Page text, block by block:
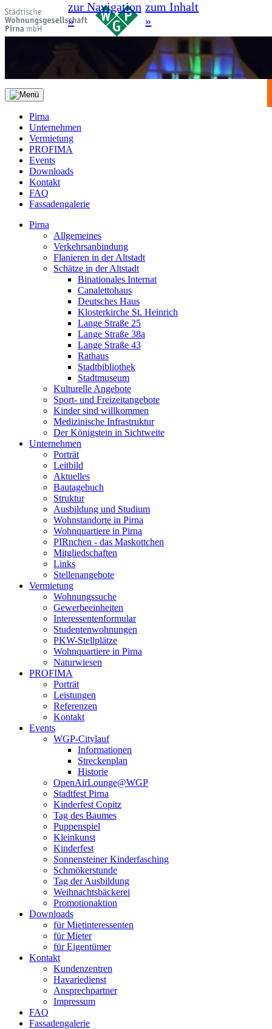
zur Navigation
»
zum Inhalt
»
Pirna
Unternehmen
Vermietung
PROFIMA
Events
Downloads
Kontakt
FAQ
Fassadengalerie
Pirna
Allgemeines
Verkehrsanbindung
Flanieren in der Altstadt
Schätze in der Altstadt
Binationales Internat
Canalettohaus
Deutsches Haus
Klosterkirche St. Heinrich
Lange Straße 25
Lange Straße 38a
Lange Straße 43
Rathaus
Stadtbibliothek
Stadtmuseum
Kulturelle Angebote
Sport- und Freizeitangebote
Kinder sind willkommen
Medizinische Infrastruktur
Der Königstein in Sichtweite
Unternehmen
Porträt
Leitbild
Aktuelles
Bautagebuch
Struktur
Ausbildung und Studium
Wohnstandorte in Pirna
Wohnquartiere in Pirna
PIRnchen - das Maskottchen
Mitgliedschaften
Links
Stellenangebote
Vermietung
Wohnungssuche
Gewerbeeinheiten
Interessentenformular
Studentenwohnungen
PKW-Stellplätze
Wohnquartiere in Pirna
Naturwiesen
PROFIMA
Porträt
Leistungen
Referenzen
Kontakt
Events
WGP-Citylauf
Informationen
Streckenplan
Historie
OpenAirLounge@WGP
Stadtfest Pirna
Kinderfest Copitz
Tag des Baumes
Puppenspiel
Kleinkunst
Kinderfest
Sonnensteiner Kinderfasching
Schmökerstunde
Tag der Ausbildung
Weihnachtsbäckerei
Promotionaktion
Downloads
für Mietinteressenten
für Mieter
für Eigentümer
Kontakt
Kundenzentren
Havariedienst
Ansprechpartner
Impressum
FAQ
Fassadengalerie